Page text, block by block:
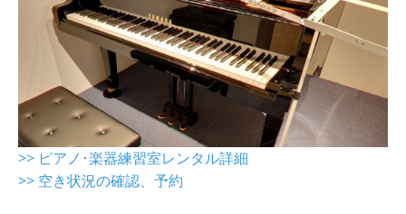
>> ピアノ･楽器練習室レンタル詳細
>> 空き状況の確認、予約